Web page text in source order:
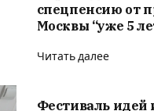
спецпенсию от
Москвы “уже 5
Читать далее
Фестиваль идей